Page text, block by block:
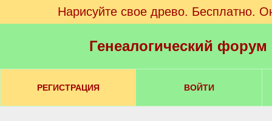
Нарисуйте свое древо. Бесплатно.
Генеалогический
РЕГИСТРАЦИЯ ВОЙТИ